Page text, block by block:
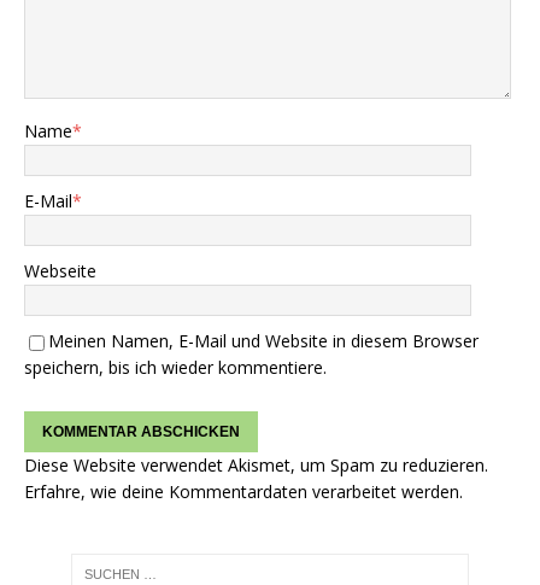
Name*
E-Mail*
Webseite
Meinen Namen, E-Mail und Website in diesem Browser
speichern, bis ich wieder kommentiere.
Diese Website verwendet Akismet, um Spam zu reduzieren.
Erfahre, wie deine Kommentardaten verarbeitet werden.